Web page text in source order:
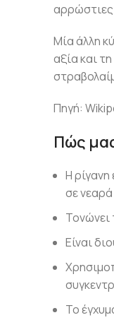
Μία άλλη
αξία και
Πηγή:
Πώς
Η ρίγανη
σε
Τονώνει
Eίναι
Το